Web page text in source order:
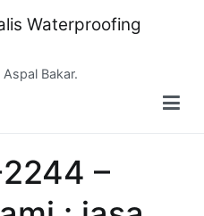
Waterproofing
Bakar.
–